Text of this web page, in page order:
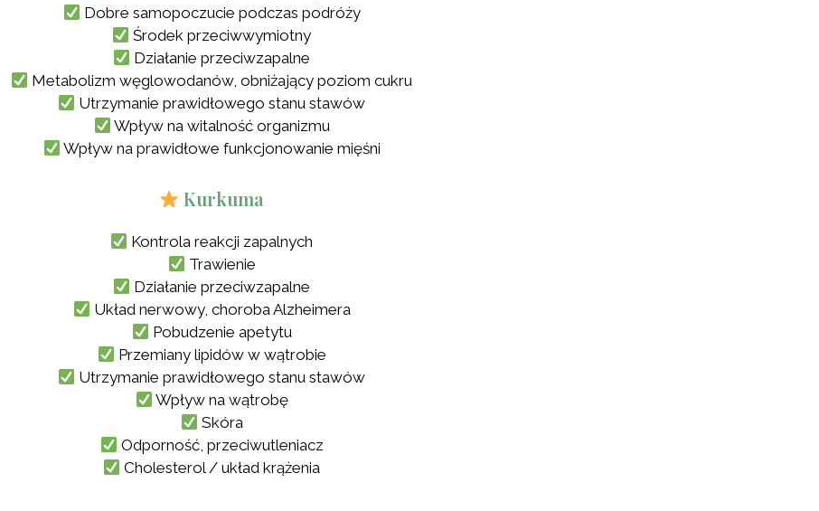
Dobre samopoczucie podczas podróży
Środek przeciwwymiotny
Działanie przeciwzapalne
Metabolizm węglowodanów, obniżający poziom cukru
Utrzymanie prawidłowego stanu stawów
Wpływ na witalność organizmu
Wpływ na prawidłowe funkcjonowanie mięśni
Kurkuma
Kontrola reakcji zapalnych
Trawienie
Działanie przeciwzapalne
Układ nerwowy, choroba Alzheimera
Pobudzenie apetytu
Przemiany lipidów w wątrobie
Utrzymanie prawidłowego stanu stawów
Wpływ na wątrobę
Skóra
Odporność, przeciwutleniacz
Cholesterol / układ krążenia